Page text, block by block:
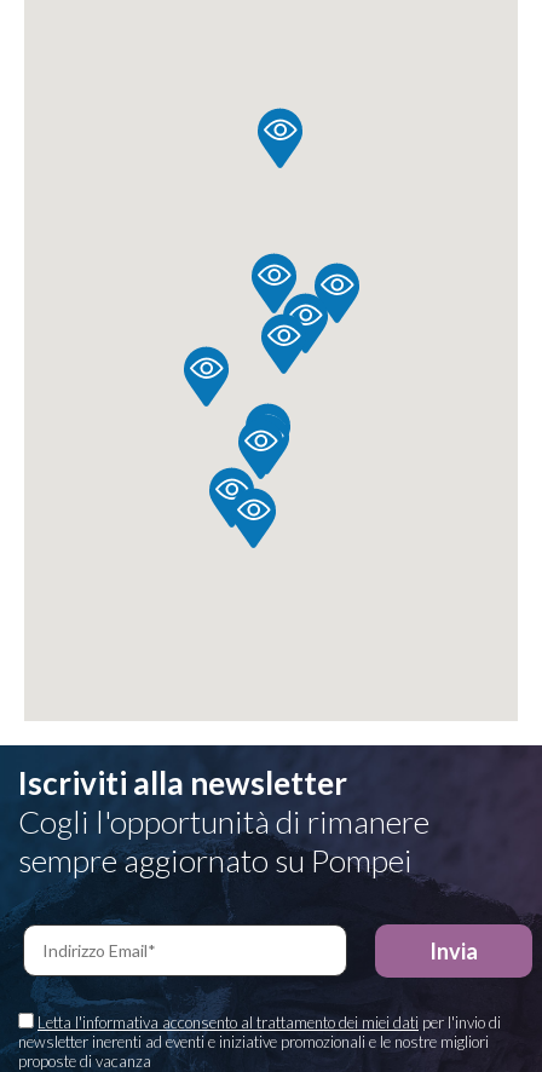
Iscriviti alla newsletter
Cogli l'opportunità di rimanere
sempre aggiornato su Pompei
Letta l'informativa acconsento al trattamento dei miei dati per l'invio di
newsletter inerenti ad eventi e iniziative promozionali e le nostre migliori
proposte di vacanza